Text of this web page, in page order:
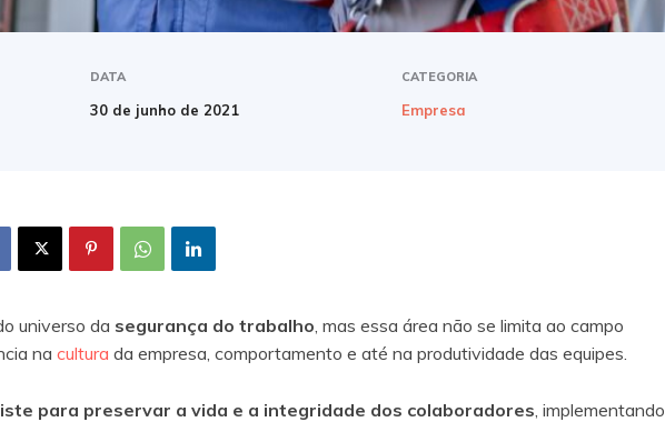
DATA
30 de junho de 2021
CATEGORIA
Empresa
universo da segurança do trabalho , mas essa área não se limita ao campo
na cultura da empresa, comportamento e até na produtividade das equipes.
para preservar a vida e a integridade dos colaboradores , implementando